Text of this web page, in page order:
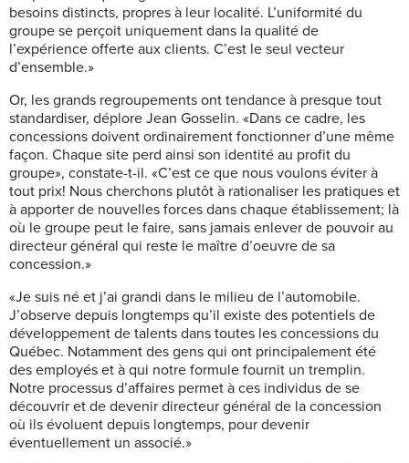
besoins distincts, propres à leur localité. L’uniformité du
groupe se perçoit uniquement dans la qualité de
l’expérience offerte aux clients. C’est le seul vecteur
d’ensemble.»
Or, les grands regroupements ont tendance à presque tout
standardiser, déplore Jean Gosselin. «Dans ce cadre, les
concessions doivent ordinairement fonctionner d’une même
façon. Chaque site perd ainsi son identité au profit du
groupe», constate-t-il. «C’est ce que nous voulons éviter à
tout prix! Nous cherchons plutôt à rationaliser les pratiques et
à apporter de nouvelles forces dans chaque établissement; là
où le groupe peut le faire, sans jamais enlever de pouvoir au
directeur général qui reste le maître d’oeuvre de sa
concession.»
«Je suis né et j’ai grandi dans le milieu de l’automobile.
J’observe depuis longtemps qu’il existe des potentiels de
développement de talents dans toutes les concessions du
Québec. Notamment des gens qui ont principalement été
des employés et à qui notre formule fournit un tremplin.
Notre processus d’affaires permet à ces individus de se
découvrir et de devenir directeur général de la concession
où ils évoluent depuis longtemps, pour devenir
éventuellement un associé.»